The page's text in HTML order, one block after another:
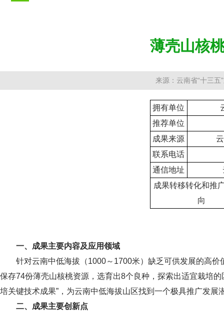
薄壳山核
来源：云南省“十三
拥有单位
推荐单位
成果来源
联系电话
通信地址
成果转移转化和推
向
一、成果主要内容及应用领域
针对云南中低海拔（1000～1700米）缺乏可供发展的高
保存74份薄壳山核桃资源，选育出8个良种，探索出适宜栽培
培关键技术成果”，为云南中低海拔山区找到一个极具推广发展
二、成果主要创新点